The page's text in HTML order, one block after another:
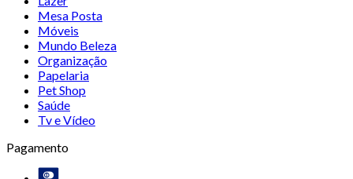
Mesa Posta
Móveis
Mundo Beleza
Organização
Papelaria
Pet Shop
Saúde
Tv e Vídeo
Pagamento